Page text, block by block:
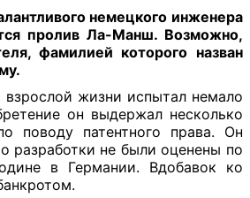
немецкого инженера
пролив Ла-Манш. Возможно,
фамилией которого назван
жизни испытал немало
он выдержал несколько
поводу патентного права. Он
разработки не были оценены по
в Германии. Вдобавок ко